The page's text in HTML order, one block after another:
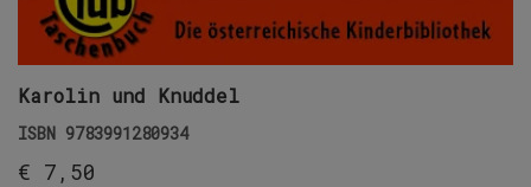
Karolin und Knuddel
ISBN 9783991280934
€ 7,50